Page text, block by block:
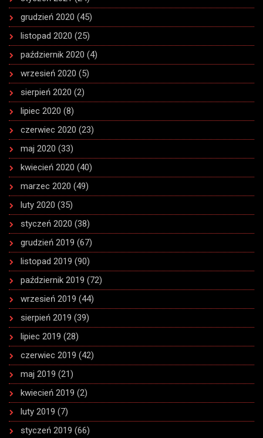
grudzień 2020 (45)
listopad 2020 (25)
październik 2020 (4)
wrzesień 2020 (5)
sierpień 2020 (2)
lipiec 2020 (8)
czerwiec 2020 (23)
maj 2020 (33)
kwiecień 2020 (40)
marzec 2020 (49)
luty 2020 (35)
styczeń 2020 (38)
grudzień 2019 (67)
listopad 2019 (90)
październik 2019 (72)
wrzesień 2019 (44)
sierpień 2019 (39)
lipiec 2019 (28)
czerwiec 2019 (42)
maj 2019 (21)
kwiecień 2019 (2)
luty 2019 (7)
styczeń 2019 (66)